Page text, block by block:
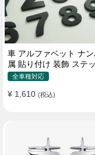
車 アルファベット ナ
属 貼り付け 装飾 ステ
全車種対応
¥ 1,610 (税込)